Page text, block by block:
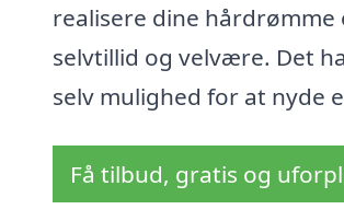
realisere dine
selvtillid og velvære. Det
selv mulighed for at nyde
Få tilbud, gratis og